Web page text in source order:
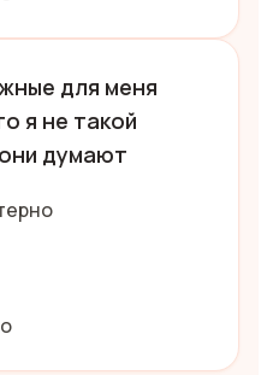
для меня
я не такой
думают